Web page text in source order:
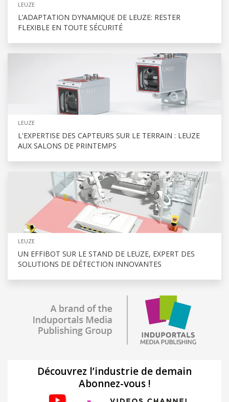
LEUZE
L’ADAPTATION DYNAMIQUE DE LEUZE: RESTER
FLEXIBLE EN TOUTE SÉCURITÉ
LEUZE
L'EXPERTISE DES CAPTEURS SUR LE TERRAIN : LEUZE
AUX SALONS DE PRINTEMPS
LEUZE
UN EFFIBOT SUR LE STAND DE LEUZE, EXPERT DES
SOLUTIONS DE DÉTECTION INNOVANTES
Découvrez l’industrie de demain
Abonnez-vous !